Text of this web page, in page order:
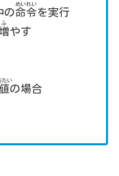
の命令
めいれい
を実行
増
ふ
やす
値
たい
の場合